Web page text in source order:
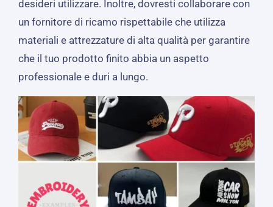
desideri utilizzare. Inoltre, dovresti collaborare con
un fornitore di ricamo rispettabile che utilizza
materiali e attrezzature di alta qualità per garantire
che il tuo prodotto finito abbia un aspetto
professionale e duri a lungo.